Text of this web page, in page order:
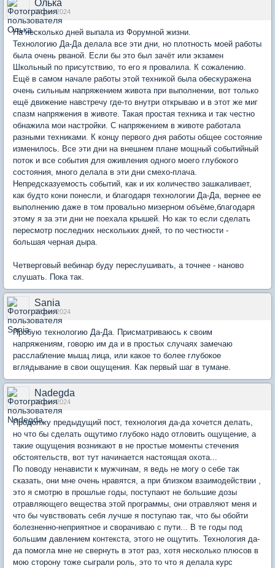
Олька
07 дек 2024
На несколько дней выпала из Форумной жизни.
Технологию Да-Да делала все эти дни, но плотность моей работы
была очень рваной. Если бы это был зачёт или экзамен
Школьный по присутствию, то его я провалила. К сожалению.
Ещё в самом начале работы этой техникой была обескуражена
очень сильным напряжением живота при выполнении, вот только
ещё движение навстречу где-то внутри открываю и в этот же миг
спазм напряжения в животе. Такая простая техника и так честно
обнажила мои настройки. С напряжением в животе работала
разными техниками. К концу первого дня работы общее состояние
изменилось. Все эти дни на внешнем плане мощный событийный
поток и все события для оживления одного моего глубокого
состояния, много делала в эти дни смехо-плача.
Непредсказуемость событий, как и их количество зашкаливает,
как будто кони понесли, и благодаря технологии Да-Да, вернее ее
выполнению даже в том провально мизерном объёме,благодаря
этому я за эти дни не поехала крышей. Но как то если сделать
пересмотр последних нескольких дней, то по честности -
большая черная дыра.
Четверговый вебинар буду переслушивать, а точнее - наново
слушать. Пока так.
Sania
07 дек 2024
Пробую технологию Да-Да. Присматриваюсь к своим
напряжениям, говорю им да и в простых случаях замечаю
расслабление мышц лица, или какое то более глубокое
вглядывание в свои ощущения. Как первый шаг в тумане.
Nadegda
08 дек 2024
Продолжу предыдущий пост, технология да-да хочется делать,
но что бы сделать ощутимо глубоко надо отловить ощущение, а
такие ощущения возникают в не простые моменты стечения
обстоятельств, вот тут начинается настоящая охота...
По поводу ненависти к мужчинам, я ведь не могу о себе так
сказать, они мне очень нравятся, а при близком взаимодействии ,
это я смотрю в прошлые годы, поступают не большие дозы
отравляющего вещества этой программы, они отравляют меня и
что бы чувствовать себя лучше я поступаю так, что бы обойти
болезненно-неприятное и сворачиваю с пути... В те годы под
большим давлением контекста, этого не ощутить. Технология да-
да помогла мне не свернуть в этот раз, хотя несколько плюсов в
мою сторону тоже сыграли роль, это то что я делала курс